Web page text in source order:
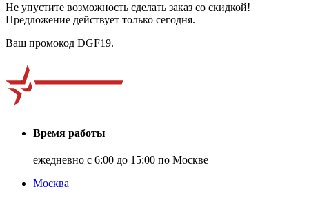
Не упустите возможность сделать заказ со скидкой!
Предложение действует только сегодня.
Ваш промокод DGF19.
Время работы
ежедневно с 6:00 до 15:00 по Москве
Москва